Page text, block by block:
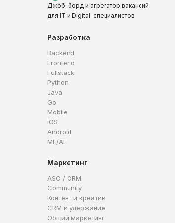
Джоб-борд и агрегатор вакансий
для IT и Digital-специалистов
Разработка
Backend
Frontend
Fullstack
Python
Java
Go
Mobile
iOS
Android
ML/AI
Маркетинг
ASO / ORM
Community
Контент и креатив
CRM и удержание
Общий маркетинг